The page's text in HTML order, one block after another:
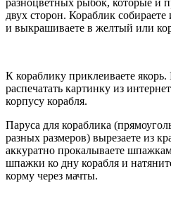
двух сторон. Кораблик
и выкрашиваете в желтый или
К кораблику приклеиваете
распечатать картинку из
корпусу корабля.
Паруса для кораблика
разных размеров) вырезаете из
аккуратно прокалываете
шпажки ко дну корабля и
корму через мачты.